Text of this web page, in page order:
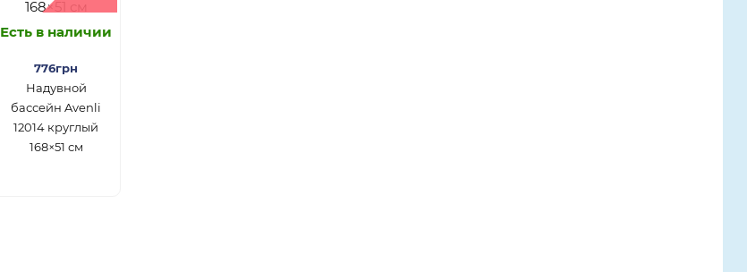
Есть в наличии
776грн
Надувной
бассейн Avenli
12014 круглый
168×51 см